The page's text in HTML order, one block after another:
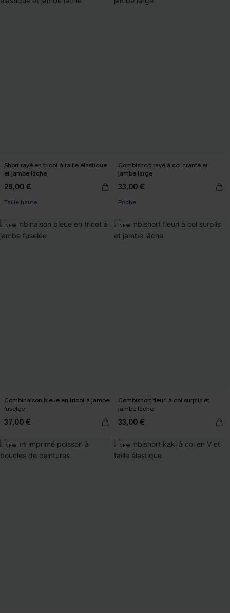
Short rayé en tricot à taille élastique
et jambe lâche
29,00 €
Taille haute
Combishort rayé à col cranté et
jambe large
33,00 €
Poche
NEW
Combinaison bleue en tricot à jambe
fuselée
37,00 €
NEW
Combishort fleuri à col surplis et
jambe lâche
33,00 €
NEW NEW